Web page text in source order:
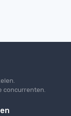
concurrenten.